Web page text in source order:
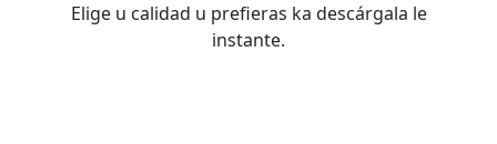
Elige u calidad u prefieras ka descárgala le
instante.